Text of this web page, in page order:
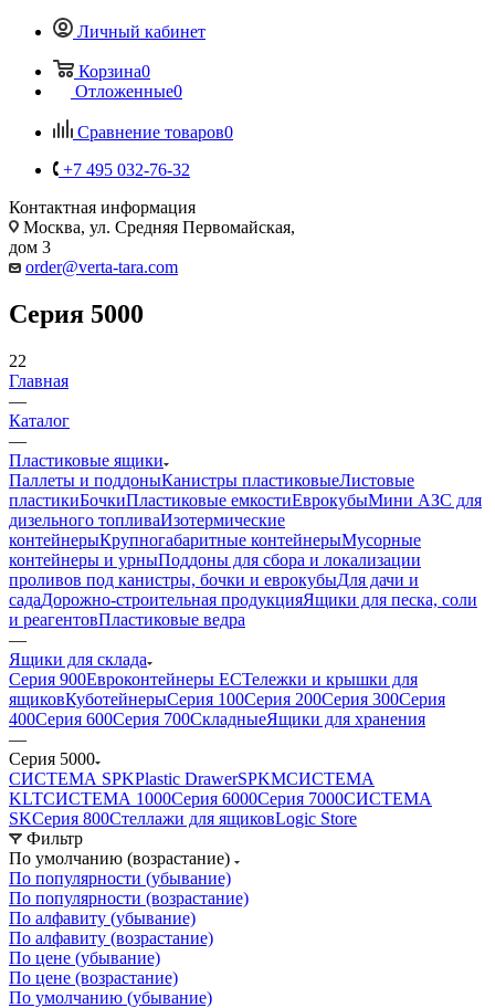
Личный кабинет
Корзина0
Отложенные0
Сравнение товаров0
+7 495 032-76-32
Контактная информация
Москва, ул. Средняя Первомайская,
дом 3
order@verta-tara.com
Серия 5000
22
Главная
—
Каталог
—
Пластиковые ящики
Паллеты и поддоныКанистры пластиковыеЛистовые
пластикиБочкиПластиковые емкостиЕврокубыМини АЗС для
дизельного топливаИзотермические
контейнерыКрупногабаритные контейнерыМусорные
контейнеры и урныПоддоны для сбора и локализации
проливов под канистры, бочки и еврокубыДля дачи и
садаДорожно-строительная продукцияЯщики для песка, соли
и реагентовПластиковые ведра
—
Ящики для склада
Серия 900Евроконтейнеры ЕСТележки и крышки для
ящиковКуботейнерыСерия 100Серия 200Серия 300Серия
400Серия 600Серия 700СкладныеЯщики для хранения
—
Серия 5000
СИСТЕМА SPKPlastic DrawerSPKMСИСТЕМА
KLTСИСТЕМА 1000Серия 6000Серия 7000СИСТЕМА
SKСерия 800Стеллажи для ящиковLogic Store
Фильтр
По умолчанию (возрастание)
По популярности (убывание)
По популярности (возрастание)
По алфавиту (убывание)
По алфавиту (возрастание)
По цене (убывание)
По цене (возрастание)
По умолчанию (убывание)